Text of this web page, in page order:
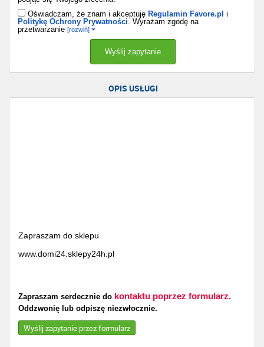
Oświadczam, że znam i akceptuję Regulamin Favore.pl i
Politykę Ochrony Prywatności . Wyrażam zgodę na
przetwarzanie [rozwiń]
OPIS USŁUGI
Zapraszam do sklepu
www.domi24.sklepy24h.pl
Zapraszam serdecznie do kontaktu poprzez formularz.
Oddzwonię lub odpiszę niezwłocznie.
Wyślij zapytanie przez formularz